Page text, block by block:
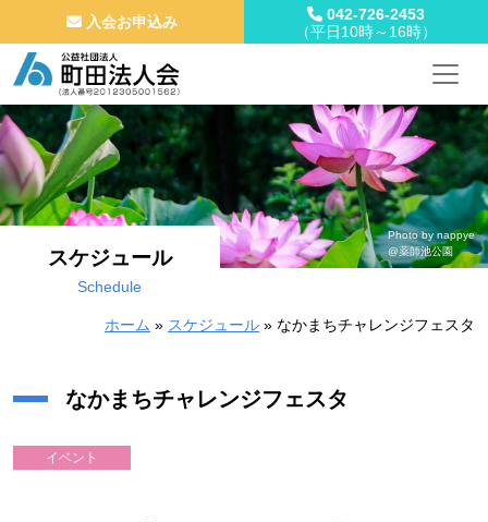
コンテンツへスキップ
メインナビゲーション
入会お申込み
042-726-2453
（平日10時～16時）
スケジュール
Schedule
Photo by nappye
@薬師池公園
ホーム » スケジュール » なかまちチャレンジフェスタ
なかまちチャレンジフェスタ
イベント